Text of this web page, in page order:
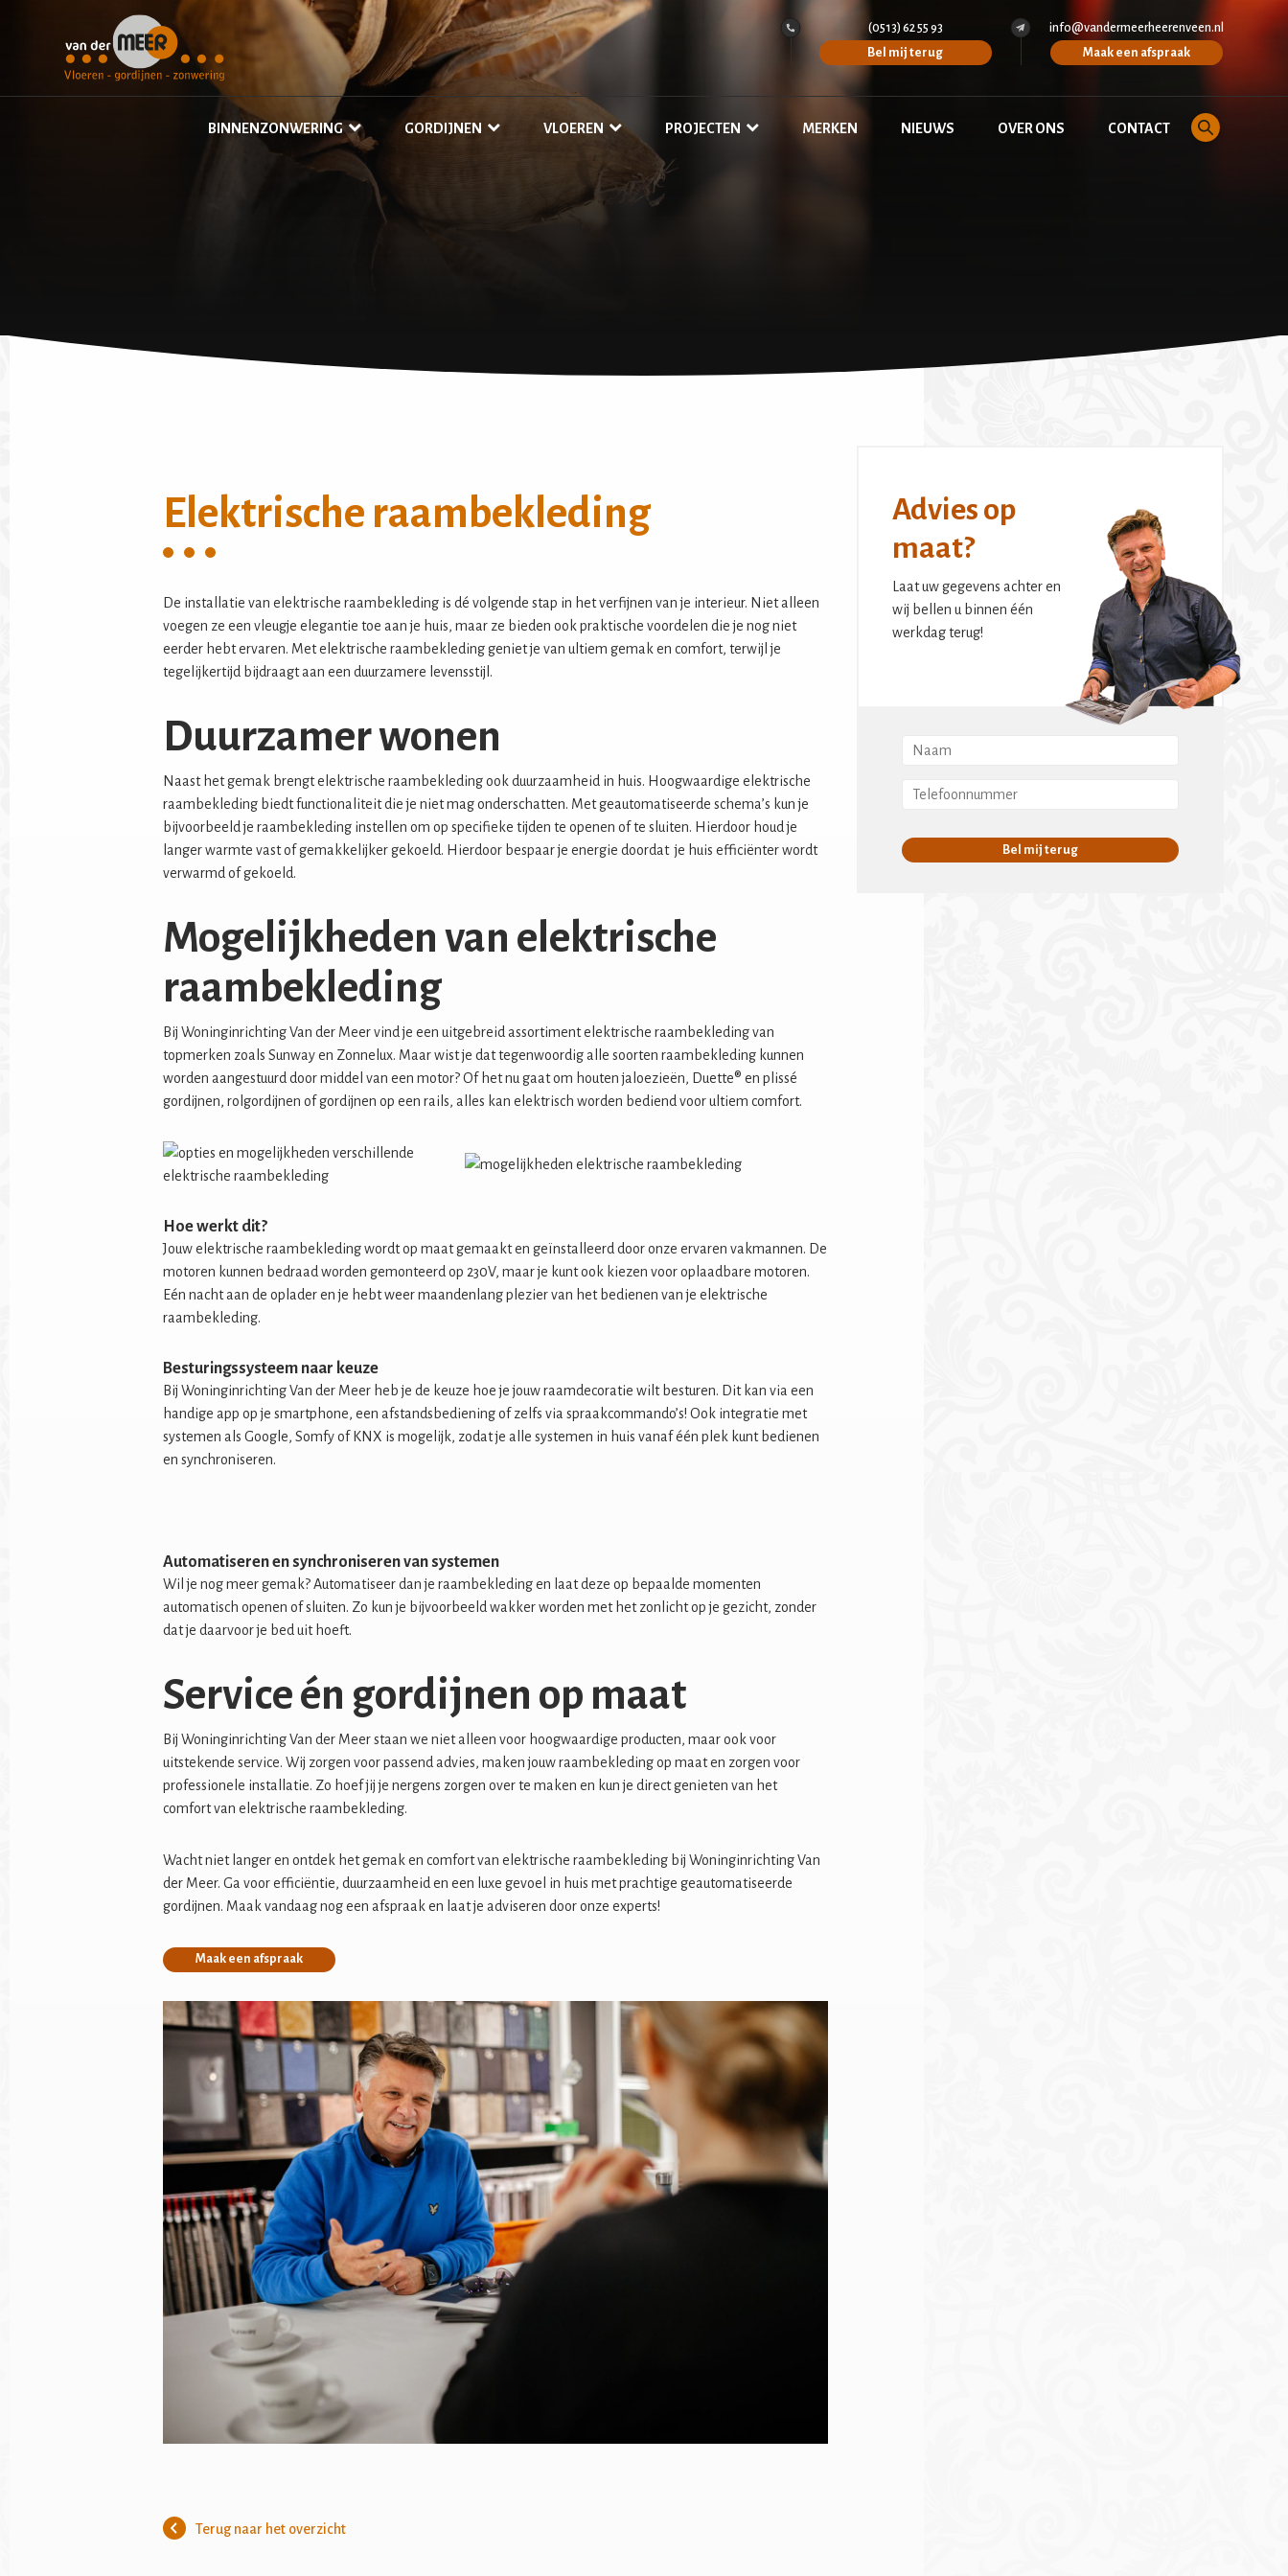
(0513) 62 55 93
Bel mij terug
info@vandermeerheerenveen.nl
Maak een afspraak
BINNENZONWERING
Houten jaloezieën
GORDIJNEN
Gordijnen in de slaapkamer
Gordijnen in de kinderkamer
VLOEREN
PVC Vloeren
COREtec PVC
PROJECTEN MERKEN NIEUWS OVER ONS CONTACT
Elektrische raambekleding
De installatie van elektrische raambekleding is dé volgende stap in het verfijnen van je interieur. Niet alleen
voegen ze een vleugje elegantie toe aan je huis, maar ze bieden ook praktische voordelen die je nog niet
eerder hebt ervaren. Met elektrische raambekleding geniet je van ultiem gemak en comfort, terwijl je
tegelijkertijd bijdraagt aan een duurzamere levensstijl.
Duurzamer wonen
Naast het gemak brengt elektrische raambekleding ook duurzaamheid in huis. Hoogwaardige elektrische
raambekleding biedt functionaliteit die je niet mag onderschatten. Met geautomatiseerde schema’s kun je
bijvoorbeeld je raambekleding instellen om op specifieke tijden te openen of te sluiten. Hierdoor houd je
langer warmte vast of gemakkelijker gekoeld. Hierdoor bespaar je energie doordat je huis efficiënter wordt
verwarmd of gekoeld.
Mogelijkheden van elektrische
raambekleding
Bij Woninginrichting Van der Meer vind je een uitgebreid assortiment elektrische raambekleding van
topmerken zoals Sunway en Zonnelux. Maar wist je dat tegenwoordig alle soorten raambekleding kunnen
worden aangestuurd door middel van een motor? Of het nu gaat om houten jaloezieën, Duette® en plissé
gordijnen, rolgordijnen of gordijnen op een rails, alles kan elektrisch worden bediend voor ultiem comfort.
Hoe werkt dit?
Jouw elektrische raambekleding wordt op maat gemaakt en geïnstalleerd door onze ervaren vakmannen. De
motoren kunnen bedraad worden gemonteerd op 230V, maar je kunt ook kiezen voor oplaadbare motoren.
Eén nacht aan de oplader en je hebt weer maandenlang plezier van het bedienen van je elektrische
raambekleding.
Besturingssysteem naar keuze
Bij Woninginrichting Van der Meer heb je de keuze hoe je jouw raamdecoratie wilt besturen. Dit kan via een
handige app op je smartphone, een afstandsbediening of zelfs via spraakcommando’s! Ook integratie met
systemen als Google, Somfy of KNX is mogelijk, zodat je alle systemen in huis vanaf één plek kunt bedienen
en synchroniseren.
Automatiseren en synchroniseren van systemen
Wil je nog meer gemak? Automatiseer dan je raambekleding en laat deze op bepaalde momenten
automatisch openen of sluiten. Zo kun je bijvoorbeeld wakker worden met het zonlicht op je gezicht, zonder
dat je daarvoor je bed uit hoeft.
Service én gordijnen op maat
Bij Woninginrichting Van der Meer staan we niet alleen voor hoogwaardige producten, maar ook voor
uitstekende service. Wij zorgen voor passend advies, maken jouw raambekleding op maat en zorgen voor
professionele installatie. Zo hoef jij je nergens zorgen over te maken en kun je direct genieten van het
comfort van elektrische raambekleding.
Wacht niet langer en ontdek het gemak en comfort van elektrische raambekleding bij Woninginrichting Van
der Meer. Ga voor efficiëntie, duurzaamheid en een luxe gevoel in huis met prachtige geautomatiseerde
gordijnen. Maak vandaag nog een afspraak en laat je adviseren door onze experts!
Maak een afspraak
Terug naar het overzicht
Advies op
maat?
Laat uw gegevens achter en
wij bellen u binnen één
werkdag terug!
Bel mij terug